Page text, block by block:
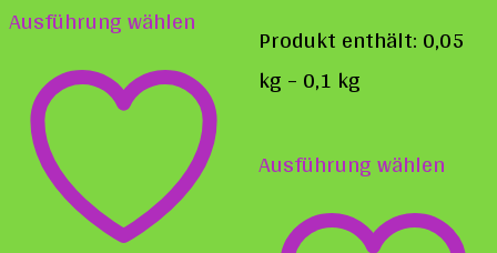
Ausführung wählen Produkt
weist
mehrere
Varianten
auf.
Produkt enthält: 0,05
kg– 0,1 kg
Ausführung wählen
weist